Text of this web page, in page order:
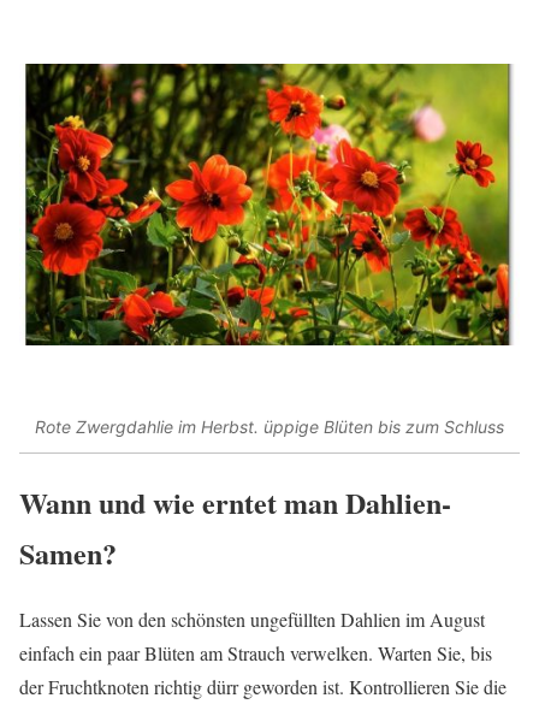
Rote Zwergdahlie im Herbst. üppige Blüten bis zum Schluss
Wann und wie erntet man Dahlien-
Samen?
Lassen Sie von den schönsten ungefüllten Dahlien im August
einfach ein paar Blüten am Strauch verwelken. Warten Sie, bis
der Fruchtknoten richtig dürr geworden ist. Kontrollieren Sie die